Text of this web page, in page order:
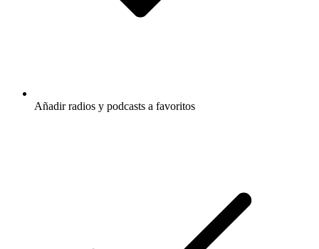
Añadir radios y podcasts a favoritos